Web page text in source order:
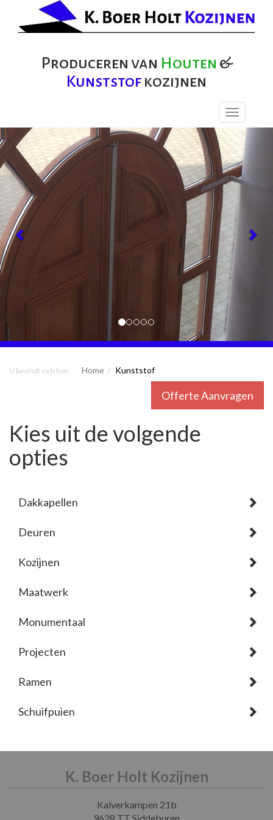
Produceren van Houten &
Kunststof kozijnen
Toggle
navigation
U bevindt zich hier: Home Kunststof
Offerte Aanvragen
Kies uit de volgende
opties
Dakkapellen
Deuren
Kozijnen
Maatwerk
Monumentaal
Projecten
Ramen
Schuifpuien
K. Boer Holt Kozijnen
Kalverkampen 21b